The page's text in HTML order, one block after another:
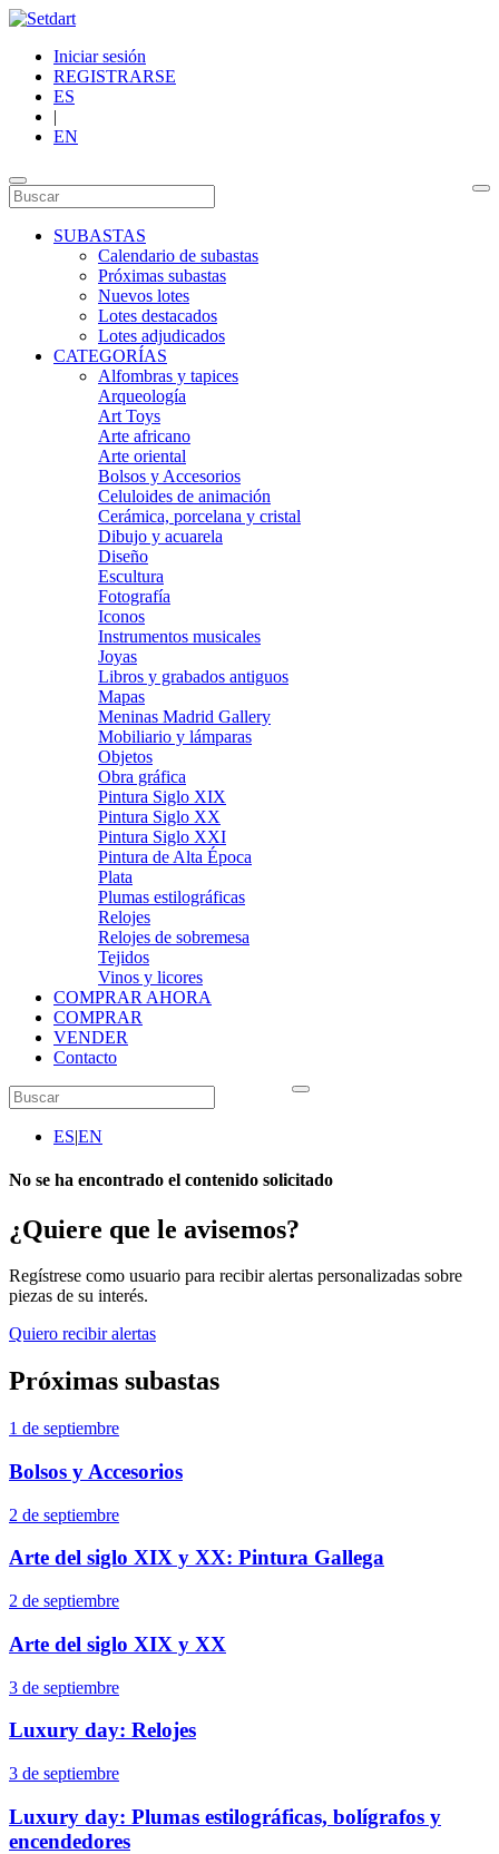
Iniciar sesión
REGISTRARSE
ES
|
EN
SUBASTAS
Calendario de subastas
Próximas subastas
Nuevos lotes
Lotes destacados
Lotes adjudicados
CATEGORÍAS
Alfombras y tapices
Arqueología
Art Toys
Arte africano
Arte oriental
Bolsos y Accesorios
Celuloides de animación
Cerámica, porcelana y cristal
Dibujo y acuarela
Diseño
Escultura
Fotografía
Iconos
Instrumentos musicales
Joyas
Libros y grabados antiguos
Mapas
Meninas Madrid Gallery
Mobiliario y lámparas
Objetos
Obra gráfica
Pintura Siglo XIX
Pintura Siglo XX
Pintura Siglo XXI
Pintura de Alta Época
Plata
Plumas estilográficas
Relojes
Relojes de sobremesa
Tejidos
Vinos y licores
COMPRAR AHORA
COMPRAR
VENDER
Contacto
ES|EN
No se ha encontrado el contenido solicitado
¿Quiere que le avisemos?
Regístrese como usuario para recibir alertas personalizadas sobre
piezas de su interés.
Quiero recibir alertas
Próximas subastas
1 de septiembre
Bolsos y Accesorios
2 de septiembre
Arte del siglo XIX y XX: Pintura Gallega
2 de septiembre
Arte del siglo XIX y XX
3 de septiembre
Luxury day: Relojes
3 de septiembre
Luxury day: Plumas estilográficas, bolígrafos y
encendedores